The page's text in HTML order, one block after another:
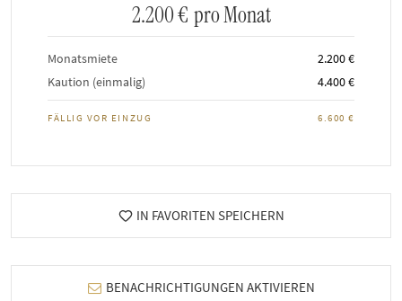
2.200 € pro Monat
Monatsmiete
2.200 €
Kaution (einmalig)
4.400 €
FÄLLIG VOR EINZUG 6.600 €
IN FAVORITEN SPEICHERN
BENACHRICHTIGUNGEN AKTIVIEREN